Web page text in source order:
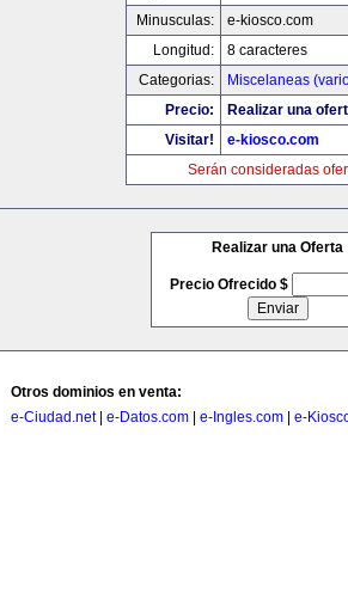
Minusculas:
e-kiosco.com
Longitud:
8 caracteres
Categorias:
Miscelaneas
Precio:
Realizar una
Visitar!
e-kiosco.com
Serán consideradas
Realizar una Oferta
Precio Ofrecido $
Otros dominios en venta:
e-Ciudad.net| e-Datos.com e-Ingles.com e-